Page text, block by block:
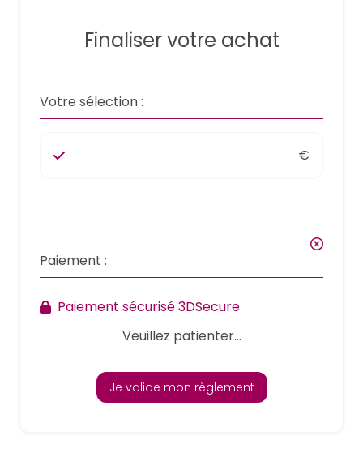
Finaliser votre achat
Votre sélection :
€
Paiement :
Paiement sécurisé 3DSecure
Veuillez patienter...
Je valide mon règlement